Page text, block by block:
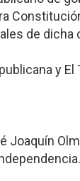
de dicha
y El